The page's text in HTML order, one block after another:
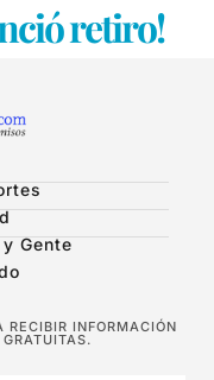
retiro!
Gente
RECIBIR INFORMACIÓN